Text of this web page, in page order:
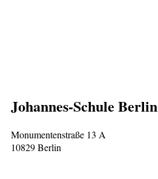
Johannes-Schule Berlin
Monumentenstraße 13 A
10829 Berlin